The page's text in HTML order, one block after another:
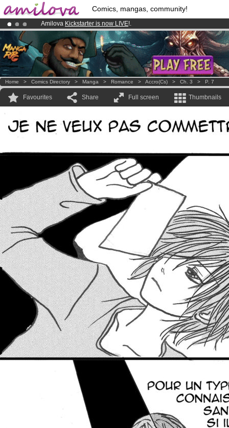
Comics, mangas, community!
Amilova Kickstarter is now LIVE!.
Already 134393membersand 1208comics & mangas!.
Premium membership from3.95 euros per month !Get membership
Home > Comics Directory > Manga > Romance > Accro(cs) > Ch. 3 > P. 7
Favourites Share Full screen Thumbnails